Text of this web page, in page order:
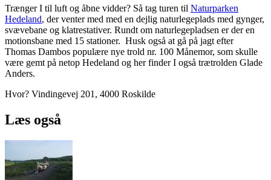
Trænger I til luft og åbne vidder? Så tag turen til Naturparken
Hedeland, der venter med med en dejlig naturlegeplads med gynger,
svævebane og klatrestativer. Rundt om naturlegepladsen er der en
motionsbane med 15 stationer. Husk også at gå på jagt efter
Thomas Dambos populære nye trold nr. 100 Månemor, som skulle
være gemt på netop Hedeland og her finder I også trætrolden Glade
Anders.
Hvor? Vindingevej 201, 4000 Roskilde
Læs også